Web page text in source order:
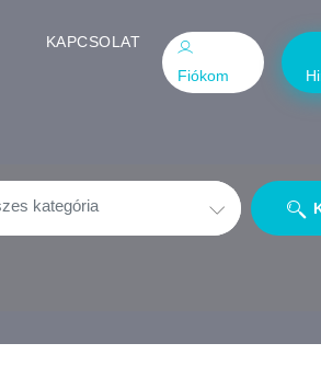
KAPCSOLAT
Fiókom